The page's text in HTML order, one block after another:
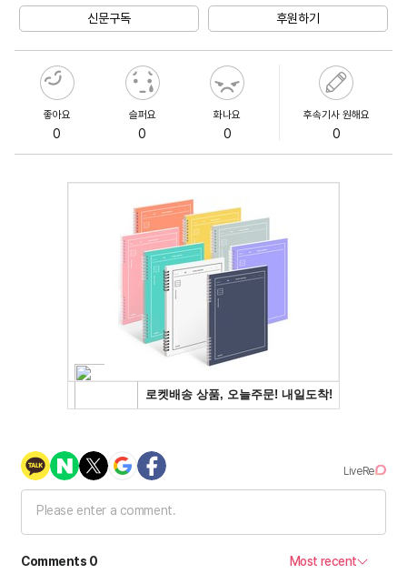
신문구독 후원하기
좋아요
0
슬퍼요
0
화나요
0
후속기사 원해요
0